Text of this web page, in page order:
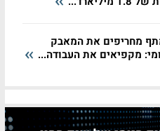
מחריפים את המאבק
מקפיאים את העבודה...